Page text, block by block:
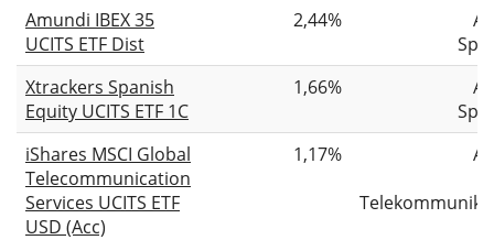
Amundi IBEX 35
UCITS ETF Dist
2,44%
Xtrackers Spanish
Equity UCITS ETF 1C
1,66%
iShares MSCI Global
Telecommunication
Services UCITS ETF
USD (Acc)
1,17%